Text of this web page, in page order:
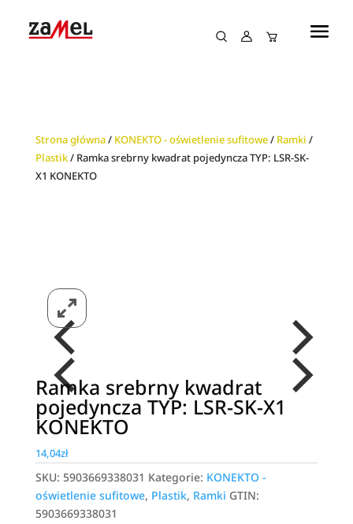
Strona główna/ KONEKTO - oświetlenie sufitowe/ Ramki /
Plastik/ Ramka srebrny kwadrat pojedyncza TYP: LSR-SK-
X1 KONEKTO
Ramka srebrny kwadrat
pojedyncza TYP: LSR-SK-X1
KONEKTO
14,04zł
SKU: 5903669338031 Kategorie: KONEKTO -
oświetlenie sufitowe, Plastik, Ramki GTIN:
5903669338031